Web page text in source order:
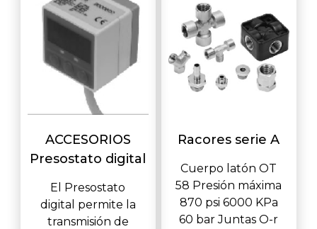
ACCESORIOS
Presostato digital
El Presostato
digital permite la
transmisión de
Racores serie A
Cuerpo latón OT
58 Presión máxima
870 psi 6000 KPa
60 bar Juntas O-r